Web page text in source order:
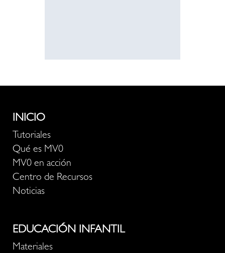
INICIO
Tutoriales
Qué es MV0
MV0 en acción
Centro de Recursos
Noticias
EDUCACIÓN INFANTIL
Materiales